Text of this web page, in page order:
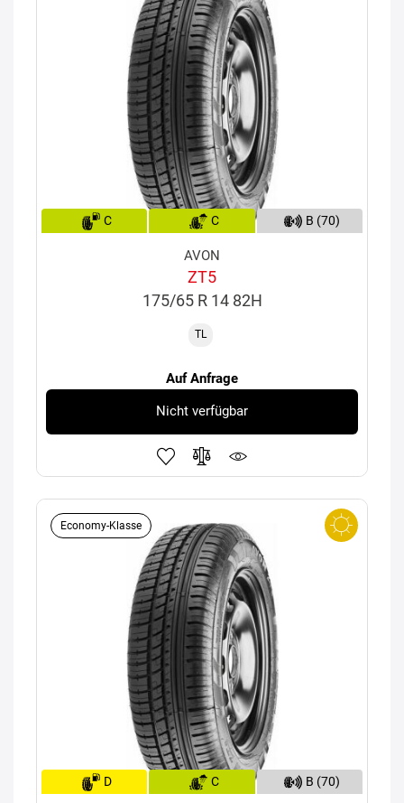
C C B (70)
AVON
ZT5
175/65 R 14 82H
TL
Auf Anfrage
Nicht verfügbar
Economy-Klasse
D C B (70)